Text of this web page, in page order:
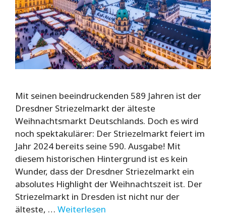
Mit seinen beeindruckenden 589 Jahren ist der
Dresdner Striezelmarkt der älteste
Weihnachtsmarkt Deutschlands. Doch es wird
noch spektakulärer: Der Striezelmarkt feiert im
Jahr 2024 bereits seine 590. Ausgabe! Mit
diesem historischen Hintergrund ist es kein
Wunder, dass der Dresdner Striezelmarkt ein
absolutes Highlight der Weihnachtszeit ist. Der
Striezelmarkt in Dresden ist nicht nur der
älteste, … Weiterlesen